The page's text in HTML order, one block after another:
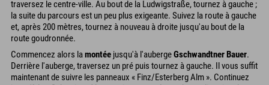
traversez le centre-ville. Au bout de la Ludwigstraße, tournez à gauche ;
la suite du parcours est un peu plus exigeante. Suivez la route à gauche
et, après 200 mètres, tournez à nouveau à droite jusqu'au bout de la
route goudronnée.
Commencez alors lamontée jusqu'à l'aubergeGschwandtner Bauer.
Derrière l'auberge, traversez un pré puis tournez à gauche. Il vous suffit
maintenant de suivre les panneaux « Finz/Esterberg Alm ». Continuez